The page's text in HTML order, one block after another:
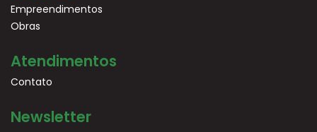
Empreendimentos
Obras
Atendimentos
Contato
Newsletter